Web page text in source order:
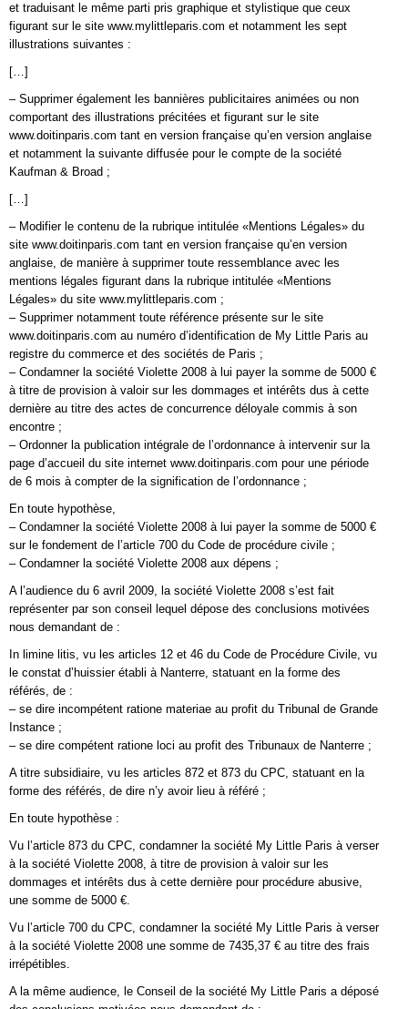
et traduisant le même parti pris graphique et stylistique que ceux
figurant sur le site www.mylittleparis.com et notamment les sept
illustrations suivantes :
[…]
– Supprimer également les bannières publicitaires animées ou non
comportant des illustrations précitées et figurant sur le site
www.doitinparis.com tant en version française qu’en version anglaise
et notamment la suivante diffusée pour le compte de la société
Kaufman & Broad ;
[…]
– Modifier le contenu de la rubrique intitulée «Mentions Légales» du
site www.doitinparis.com tant en version française qu’en version
anglaise, de manière à supprimer toute ressemblance avec les
mentions légales figurant dans la rubrique intitulée «Mentions
Légales» du site www.mylittleparis.com ;
– Supprimer notamment toute référence présente sur le site
www.doitinparis.com au numéro d’identification de My Little Paris au
registre du commerce et des sociétés de Paris ;
– Condamner la société Violette 2008 à lui payer la somme de 5000 €
à titre de provision à valoir sur les dommages et intérêts dus à cette
dernière au titre des actes de concurrence déloyale commis à son
encontre ;
– Ordonner la publication intégrale de l’ordonnance à intervenir sur la
page d’accueil du site internet www.doitinparis.com pour une période
de 6 mois à compter de la signification de l’ordonnance ;
En toute hypothèse,
– Condamner la société Violette 2008 à lui payer la somme de 5000 €
sur le fondement de l’article 700 du Code de procédure civile ;
– Condamner la société Violette 2008 aux dépens ;
A l’audience du 6 avril 2009, la société Violette 2008 s’est fait
représenter par son conseil lequel dépose des conclusions motivées
nous demandant de :
In limine litis, vu les articles 12 et 46 du Code de Procédure Civile, vu
le constat d’huissier établi à Nanterre, statuant en la forme des
référés, de :
– se dire incompétent ratione materiae au profit du Tribunal de Grande
Instance ;
– se dire compétent ratione loci au profit des Tribunaux de Nanterre ;
A titre subsidiaire, vu les articles 872 et 873 du CPC, statuant en la
forme des référés, de dire n’y avoir lieu à référé ;
En toute hypothèse :
Vu l’article 873 du CPC, condamner la société My Little Paris à verser
à la société Violette 2008, à titre de provision à valoir sur les
dommages et intérêts dus à cette dernière pour procédure abusive,
une somme de 5000 €.
Vu l’article 700 du CPC, condamner la société My Little Paris à verser
à la société Violette 2008 une somme de 7435,37 € au titre des frais
irrépétibles.
A la même audience, le Conseil de la société My Little Paris a déposé